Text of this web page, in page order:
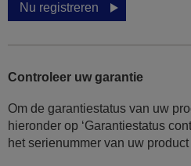
Nu registreren
Controleer uw garantie
Om de garantiestatus van uw
hieronder op ‘Garantiestatus
het serienummer van uw